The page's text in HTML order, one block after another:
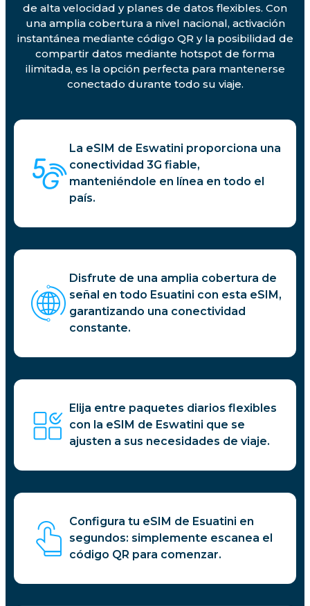
de alta velocidad y planes de datos flexibles. Con
una amplia cobertura a nivel nacional, activación
instantánea mediante código QR y la posibilidad de
compartir datos mediante hotspot de forma
ilimitada, es la opción perfecta para mantenerse
conectado durante todo su viaje.
La eSIM de Eswatini proporciona una
conectividad 3G fiable,
manteniéndole en línea en todo el
país.
Disfrute de una amplia cobertura de
señal en todo Esuatini con esta eSIM,
garantizando una conectividad
constante.
Elija entre paquetes diarios flexibles
con la eSIM de Eswatini que se
ajusten a sus necesidades de viaje.
Configura tu eSIM de Esuatini en
segundos: simplemente escanea el
código QR para comenzar.